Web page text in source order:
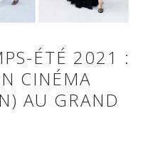
ÉTÉ 2021 :
CINÉMA
AU GRAND